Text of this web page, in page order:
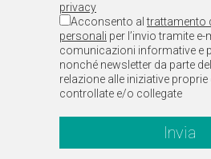
privacy
Acconsento altrattamento
personali per l’invio tramite e-
comunicazioni informative e
nonché newsletter da parte
relazione alle iniziative
controllate e/o collegate
Invia